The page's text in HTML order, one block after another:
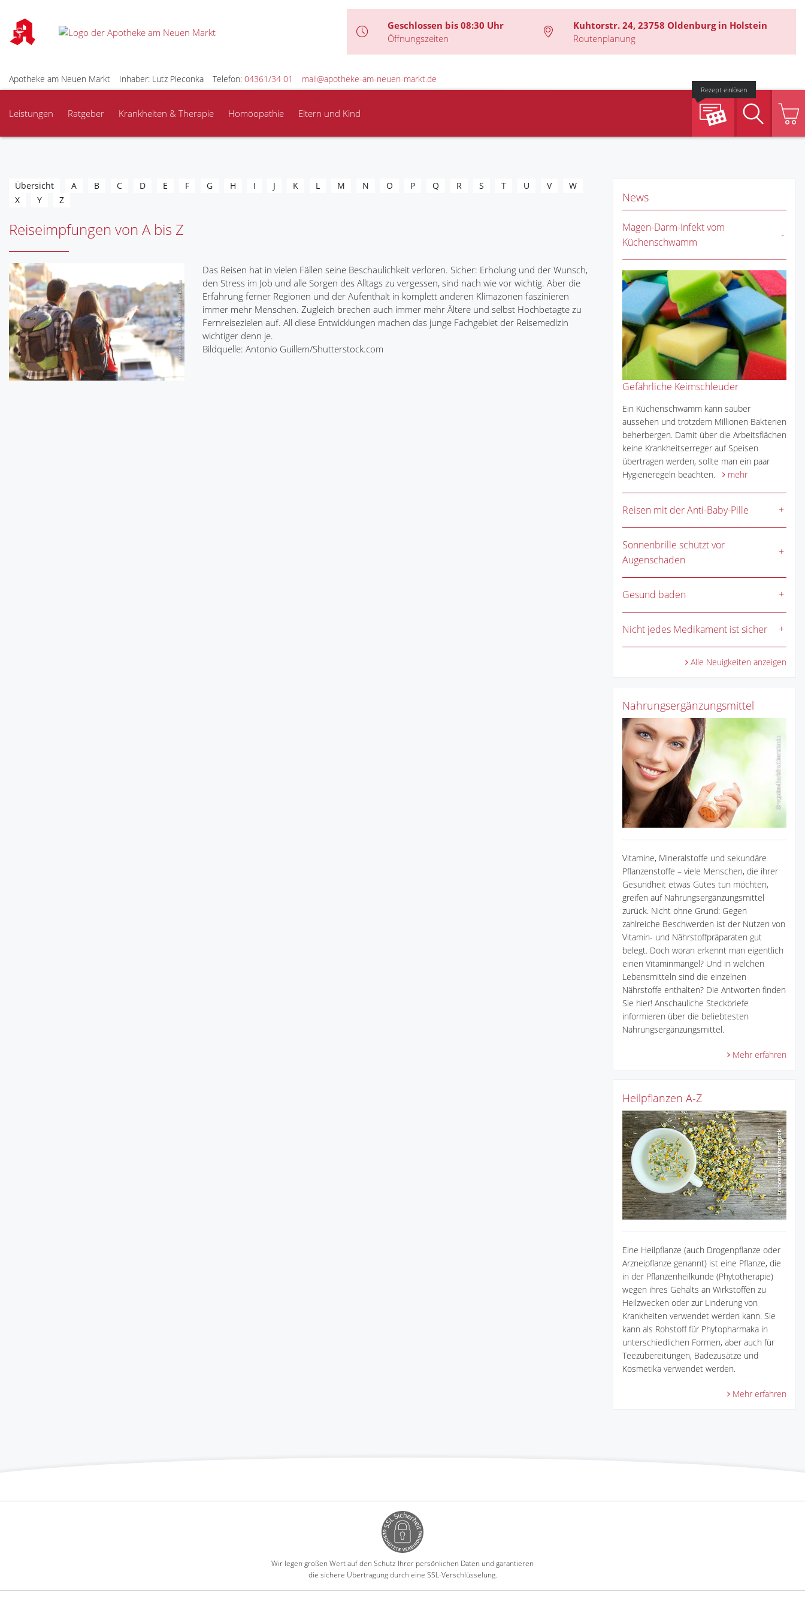
Geschlossen bis 08:30 Uhr
Öffnungszeiten
Kuhtorstr. 24, 23758 Oldenburg in Holstein
Routenplanung
Apotheke am Neuen Markt Inhaber: Lutz Pieconka Telefon: 04361/34 01 mail@apotheke-am-neuen-markt.de
Leistungen Ratgeber Krankheiten & Therapie Homöopathie Eltern und Kind
Rezept einlösen
Suche
Übersicht A B C D E F G H I J K L M N O P Q R S T U V
W
X
Y Z
Reiseimpfungen von A bis Z
Das Reisen hat in vielen Fällen seine Beschaulichkeit verloren. Sicher: Erholung und der Wunsch,
den Stress im Job und alle Sorgen des Alltags zu vergessen, sind nach wie vor wichtig. Aber die
Erfahrung ferner Regionen und der Aufenthalt in komplett anderen Klimazonen faszinieren
immer mehr Menschen. Zugleich brechen auch immer mehr Ältere und selbst Hochbetagte zu
Fernreisezielen auf. All diese Entwicklungen machen das junge Fachgebiet der Reisemedizin
wichtiger denn je.
Bildquelle: Antonio Guillem/Shutterstock.com
News
Magen-Darm-Infekt vom
Küchenschwamm
Gefährliche Keimschleuder
Ein Küchenschwamm kann sauber
aussehen und trotzdem Millionen Bakterien
beherbergen. Damit über die Arbeitsflächen
keine Krankheitserreger auf Speisen
übertragen werden, sollte man ein paar
Hygieneregeln beachten.
mehr
Reisen mit der Anti-Baby-Pille
Sonnenbrille schützt vor
Augenschäden
Gesund baden
Nicht jedes Medikament ist sicher
Alle Neuigkeiten anzeigen
Nahrungsergänzungsmittel
Vitamine, Mineralstoffe und sekundäre
Pflanzenstoffe – viele Menschen, die ihrer
Gesundheit etwas Gutes tun möchten,
greifen auf Nahrungsergänzungsmittel
zurück. Nicht ohne Grund: Gegen
zahlreiche Beschwerden ist der Nutzen von
Vitamin- und Nährstoffpräparaten gut
belegt. Doch woran erkennt man eigentlich
einen Vitaminmangel? Und in welchen
Lebensmitteln sind die einzelnen
Nährstoffe enthalten? Die Antworten finden
Sie hier! Anschauliche Steckbriefe
informieren über die beliebtesten
Nahrungsergänzungsmittel.
Mehr erfahren
Heilpflanzen A-Z
Eine Heilpflanze (auch Drogenpflanze oder
Arzneipflanze genannt) ist eine Pflanze, die
in der Pflanzenheilkunde (Phytotherapie)
wegen ihres Gehalts an Wirkstoffen zu
Heilzwecken oder zur Linderung von
Krankheiten verwendet werden kann. Sie
kann als Rohstoff für Phytopharmaka in
unterschiedlichen Formen, aber auch für
Teezubereitungen, Badezusätze und
Kosmetika verwendet werden.
Mehr erfahren
Wir legen großen Wert auf den Schutz Ihrer persönlichen Daten und garantieren
die sichere Übertragung durch eine SSL-Verschlüsselung.